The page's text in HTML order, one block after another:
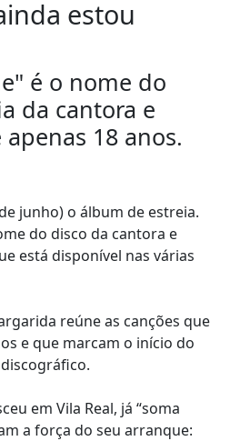
estou
é o nome do
da cantora e
18 anos.
junho) o álbum de estreia.
do disco da cantora e
está disponível nas várias
reúne as canções que
e que marcam o início do
em Vila Real, já “soma
a força do seu arranque: